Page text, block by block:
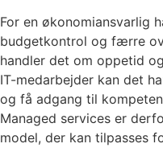
For en økonomiansvarlig
budgetkontrol og færre
handler det om oppetid
IT-medarbejder kan det
og få adgang til
Managed services er
model, der kan tilpasses